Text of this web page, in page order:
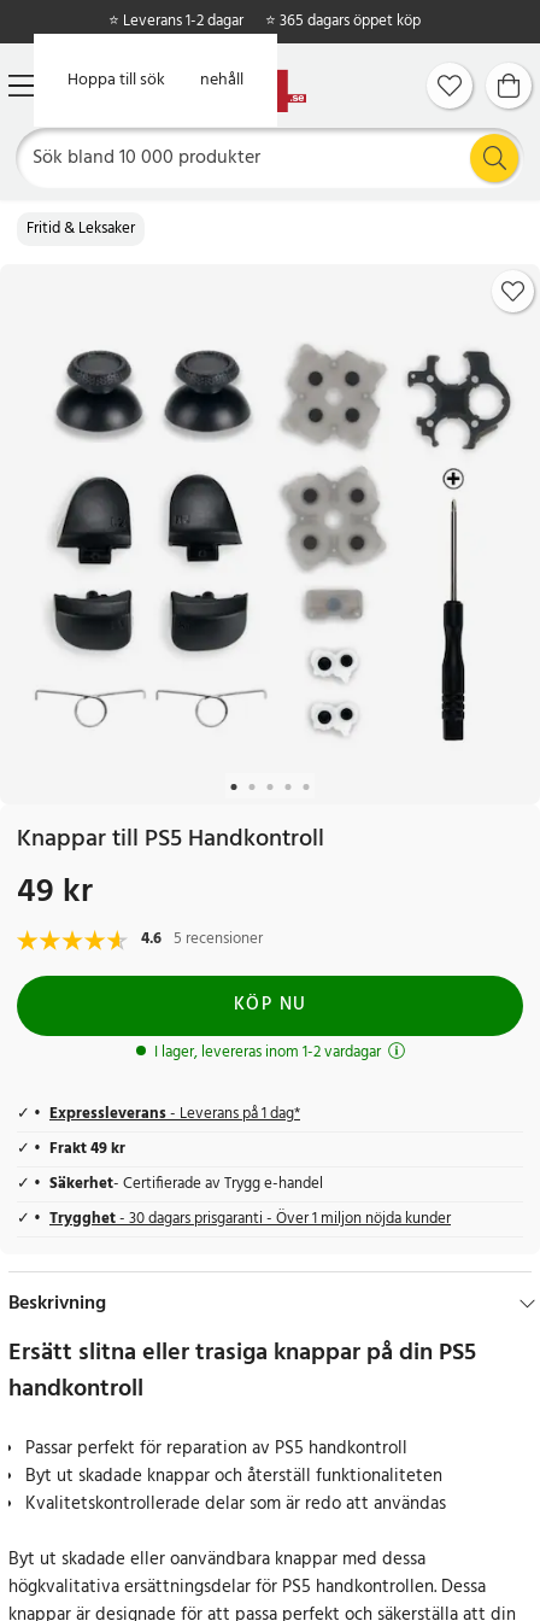
Hoppa till huvudinnehåll
Hoppa till sök
⭐ Leverans 1-2 dagar ⭐ 365 dagars öppet köp
Fritid & Leksaker
Knappar till PS5 Handkontroll
Pris: 49 kr
49 kr
4.6 5 recensioner
KÖP NU
I lager, levereras inom 1-2 vardagar
Expressleverans- Leverans på 1 dag*
Frakt 49 kr
Säkerhet- Certifierade av Trygg e-handel
Trygghet- 30 dagars prisgaranti - Över 1 miljon nöjda kunder
Beskrivning
Ersätt slitna eller trasiga knappar på din PS5
handkontroll
Passar perfekt för reparation av PS5 handkontroll
Byt ut skadade knappar och återställ funktionaliteten
Kvalitetskontrollerade delar som är redo att användas
Byt ut skadade eller oanvändbara knappar med dessa
högkvalitativa ersättningsdelar för PS5 handkontrollen. Dessa
knappar är designade för att passa perfekt och säkerställa att din